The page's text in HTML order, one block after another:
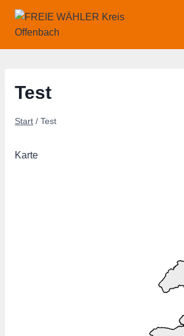
Zum
Inhalt
springen
Test
Start / Test
Karte